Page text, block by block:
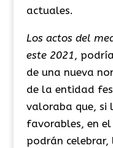
actuales.
Los actos del
este 2021 ,
de una nueva
de la entidad
valoraba que, si
favorables, en el
podrán